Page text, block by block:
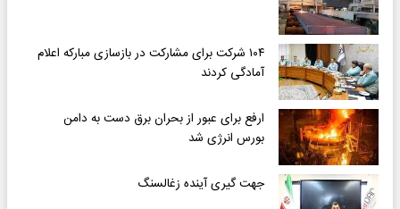
۱۰۴ شرکت برای مشارکت در بازسازی مبارکه اعلام
آمادگی کردند
ارفع برای عبور از بحران برق دست به دامن
بورس انرژی شد
جهت گیری آینده زغالسنگ